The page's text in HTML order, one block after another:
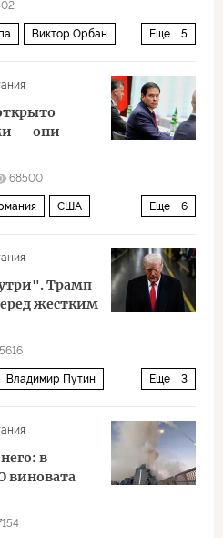
Еще 5
Виктор Орбан
— они
68500
Еще 6
США
Трамп
жестким
5616
Еще 3
Владимир Путин
в
виновата